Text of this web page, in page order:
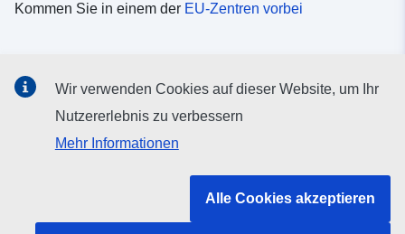
Kommen Sie in einem der EU-Zentren vorbei
Suche nach EUSocial-Media-Kanäle
Organe und Einrichtungen der EU
Wir verwenden Cookies auf dieser Website, um Ihr
Nutzererlebnis zu verbessern
Mehr Informationen
Alle Cookies akzeptieren